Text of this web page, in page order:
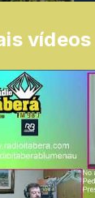
vídeos